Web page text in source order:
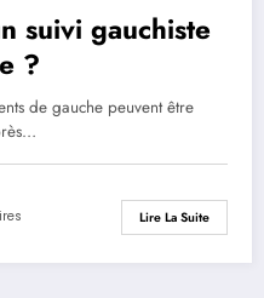
suivi gauchiste
?
de gauche peuvent être
Lire La Suite